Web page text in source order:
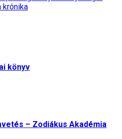
krónika
könyv
– Zodiákus Akadémia